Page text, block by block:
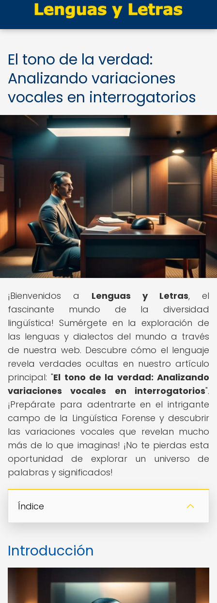
El tono de la verdad:
Analizando variaciones
vocales en interrogatorios
¡Bienvenidos a Lenguas y Letras, el
fascinante mundo de la diversidad
lingüística! Sumérgete en la exploración de
las lenguas y dialectos del mundo a través
de nuestra web. Descubre cómo el lenguaje
revela verdades ocultas en nuestro artículo
principal: "El tono de la verdad: Analizando
variaciones vocales en interrogatorios".
¡Prepárate para adentrarte en el intrigante
campo de la Lingüística Forense y descubrir
las variaciones vocales que revelan mucho
más de lo que imaginas! ¡No te pierdas esta
oportunidad de explorar un universo de
palabras y significados!
Índice
Introducción